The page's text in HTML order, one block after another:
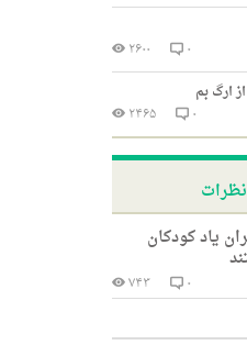
۰
۲۶۰۰
ارگ بم
۰ ۲۴۶۵
یاد کودکان
۰
۷۴۳